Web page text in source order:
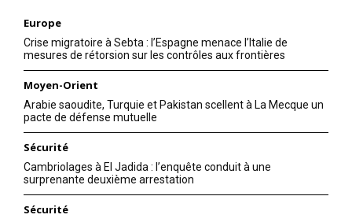
Europe
Crise migratoire à Sebta : l’Espagne menace l’Italie de
mesures de rétorsion sur les contrôles aux frontières
Moyen-Orient
Arabie saoudite, Turquie et Pakistan scellent à La Mecque un
pacte de défense mutuelle
Sécurité
Cambriolages à El Jadida : l’enquête conduit à une
surprenante deuxième arrestation
Sécurité